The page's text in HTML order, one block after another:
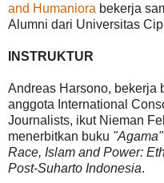
and Humaniora bekerja
Alumni dari Universitas
INSTRUKTUR
Andreas Harsono, bekerja
anggota International
Journalists, ikut Nieman
menerbitkan buku
Race, Islam and Power:
Post-Suharto Indonesia.